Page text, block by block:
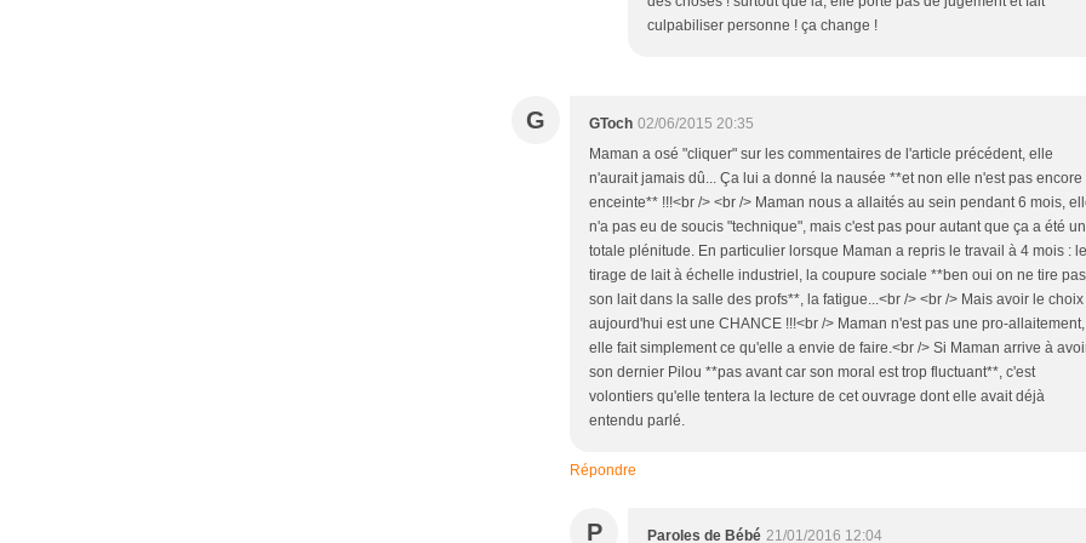
culpabiliser personne ! ça change !
G GToch 02/06/2015 20:35
Maman a osé "cliquer" sur les commentaires de l'article précédent, elle
n'aurait jamais dû... Ça lui a donné la nausée **et non elle n'est pas encore
enceinte** !!!<br /> <br /> Maman nous a allaités au sein pendant 6 mois,
n'a pas eu de soucis "technique", mais c'est pas pour autant que ça a été
totale plénitude. En particulier lorsque Maman a repris le travail à 4 mois : le
tirage de lait à échelle industriel, la coupure sociale **ben oui on ne tire pas
son lait dans la salle des profs**, la fatigue...<br /> <br /> Mais avoir le choix
aujourd'hui est une CHANCE !!!<br /> Maman n'est pas une pro-allaitement,
elle fait simplement ce qu'elle a envie de faire.<br /> Si Maman arrive à
son dernier Pilou **pas avant car son moral est trop fluctuant**, c'est
volontiers qu'elle tentera la lecture de cet ouvrage dont elle avait déjà
entendu parlé.
Répondre
P Paroles de Bébé 21/01/2016 12:04